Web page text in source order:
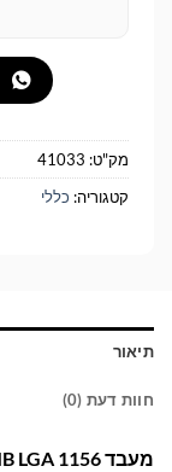
מק"ט: 41033
קטגוריה: כללי
תיאור
חוות דעת (0)